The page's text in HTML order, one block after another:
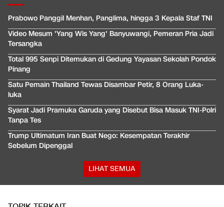
Prabowo Panggil Menhan, Panglima, hingga 3 Kepala Staf TNI
Video Mesum 'Yang Wis Yang' Banyuwangi, Pemeran Pria Jadi
Tersangka
Total 995 Senpi Ditemukan di Gedung Yayasan Sekolah Pondok
Pinang
Satu Pemain Thailand Tewas Disambar Petir, 8 Orang Luka-
luka
Syarat Jadi Pramuka Garuda yang Disebut Bisa Masuk TNI-Polri
Tanpa Tes
Trump Ultimatum Iran Buat Nego: Kesempatan Terakhir
Sebelum Dipenggal
LIHAT SEMUA